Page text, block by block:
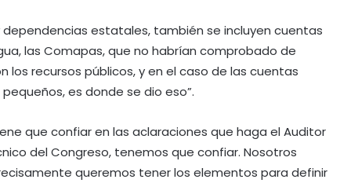
dependencias estatales, también se incluyen cuentas
las Comapas, que no habrían comprobado de
recursos públicos, y en el caso de las cuentas
es donde se dio eso”.
que confiar en las aclaraciones que haga el Auditor
del Congreso, tenemos que confiar. Nosotros
queremos tener los elementos para definir